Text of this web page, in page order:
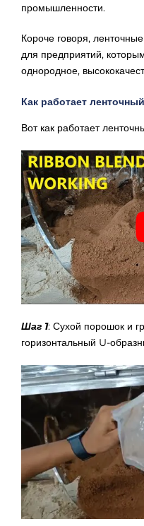
промышленности.
Короче говоря,
для предприятий,
однородное,
Как работает
Вот как работает
Шаг 1: Сухой порошок и
горизонтальный U-